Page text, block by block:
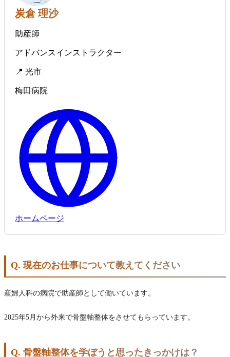
炭倉 理沙
助産師
アドバンスインストラクター
📍 光市
梅田病院
ホームページ
Q. 現在のお仕事について教えてください
産婦人科の病院で助産師として働いています。
2025年5月から外来で骨盤軸整体をさせてもらっています。
Q. 骨盤軸整体を学ぼうと思ったきっかけは？